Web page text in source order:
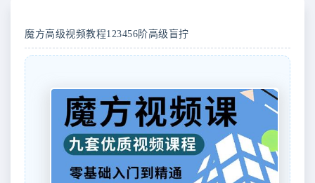
魔方高级视频教程123456阶高级盲拧